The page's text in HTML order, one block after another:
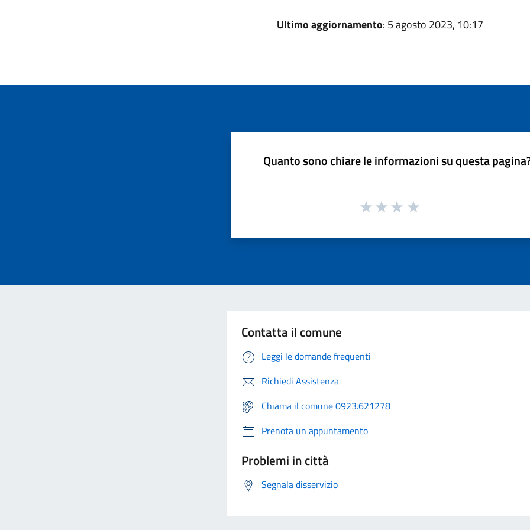
Ultimo aggiornamento: 5 agosto 2023, 10:17
Quanto sono chiare le informazioni su questa
Contatta il comune
Leggi le domande frequenti
Richiedi Assistenza
Chiama il comune 0923.621278
Prenota un appuntamento
Problemi in città
Segnala disservizio